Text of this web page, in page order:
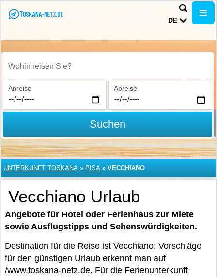
DE
Wohin reisen Sie?
Anreise Abreise
Suchen
UNTERKUNFT TOSKANA » PISA » VECCHIANO
Vecchiano Urlaub
Angebote für Hotel oder Ferienhaus zur Miete
sowie Ausflugstipps und Sehenswürdigkeiten.
Destination für die Reise ist Vecchiano: Vorschläge
für den günstigen Urlaub erkennt man auf
/www.toskana-netz.de. Für die Ferienunterkunft